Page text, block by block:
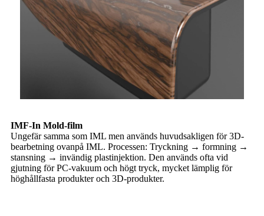
IMF-In Mold-film
Ungefär samma som IML men används huvudsakligen för 3D-
bearbetning ovanpå IML. Processen: Tryckning → formning →
stansning → invändig plastinjektion. Den används ofta vid
gjutning för PC-vakuum och högt tryck, mycket lämplig för
höghållfasta produkter och 3D-produkter.